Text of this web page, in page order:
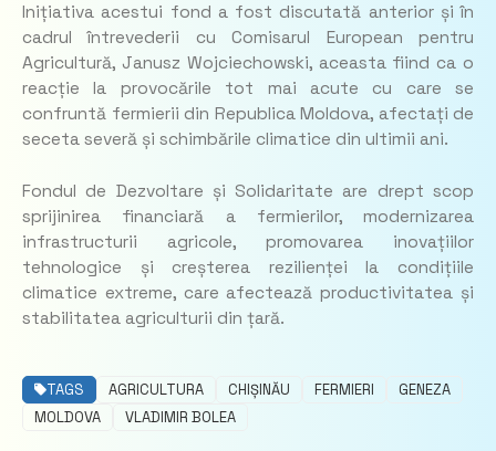
Inițiativa acestui fond a fost discutată anterior și în
cadrul întrevederii cu Comisarul European pentru
Agricultură, Janusz Wojciechowski, aceasta fiind ca o
reacție la provocările tot mai acute cu care se
confruntă fermierii din Republica Moldova, afectați de
seceta severă și schimbările climatice din ultimii ani.
Fondul de Dezvoltare și Solidaritate are drept scop
sprijinirea financiară a fermierilor, modernizarea
infrastructurii agricole, promovarea inovațiilor
tehnologice și creșterea rezilienței la condițiile
climatice extreme, care afectează productivitatea și
stabilitatea agriculturii din țară.
TAGS AGRICULTURA CHIȘINĂU FERMIERI
GENEZA
MOLDOVA
VLADIMIR BOLEA